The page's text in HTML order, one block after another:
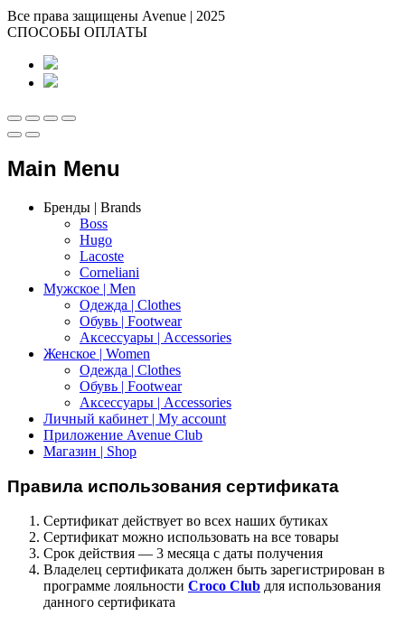
Все права защищены Avenue | 2025
СПОСОБЫ ОПЛАТЫ
Main Menu
Бренды | Brands
Boss
Hugo
Lacoste
Corneliani
Мужское | Men
Одежда | Clothes
Обувь | Footwear
Аксессуары | Accessories
Женское | Women
Одежда | Clothes
Обувь | Footwear
Аксессуары | Accessories
Личный кабинет | My account
Приложение Avenue Club
Магазин | Shop
Правила использования сертификата
Сертификат действует во всех наших бутиках
Сертификат можно использовать на все товары
Срок действия — 3 месяца с даты получения
Владелец сертификата должен быть зарегистрирован в
программе лояльности Croco Club для использования
данного сертификата